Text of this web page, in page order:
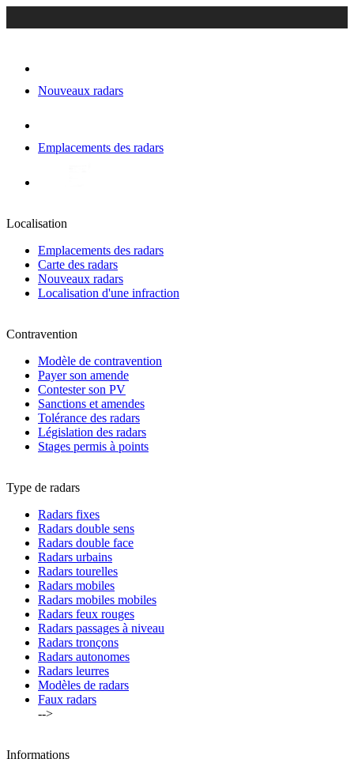
Nouveaux radars
Emplacements des radars
Localisation
Emplacements des radars
Carte des radars
Nouveaux radars
Localisation d'une infraction
Contravention
Modèle de contravention
Payer son amende
Contester son PV
Sanctions et amendes
Tolérance des radars
Législation des radars
Stages permis à points
Type de radars
Radars fixes
Radars double sens
Radars double face
Radars urbains
Radars tourelles
Radars mobiles
Radars mobiles mobiles
Radars feux rouges
Radars passages à niveau
Radars tronçons
Radars autonomes
Radars leurres
Modèles de radars
Faux radars
-->
Informations